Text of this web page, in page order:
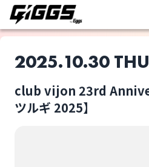
2025.10.30 THU
club vijon 23rd
ツルギ 2025】
GIGGSトリオキとは？